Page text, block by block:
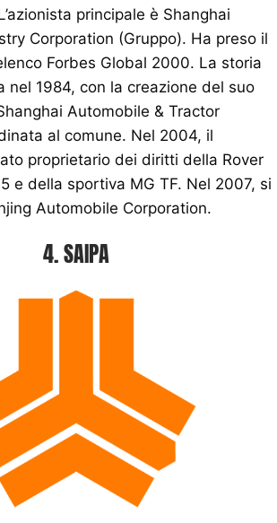
principale è Shanghai
Corporation (Gruppo). Ha preso il
Forbes Global 2000. La storia
nel 1984, con la creazione del suo
Automobile & Tractor
al comune. Nel 2004, il
proprietario dei diritti della Rover
e della sportiva MG TF. Nel 2007, si
Automobile Corporation.
4. SAIPA